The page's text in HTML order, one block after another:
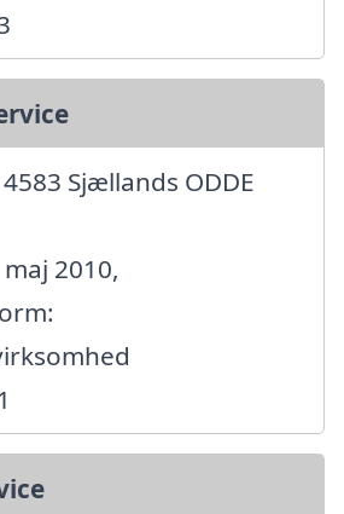
Sjællands ODDE
2010,